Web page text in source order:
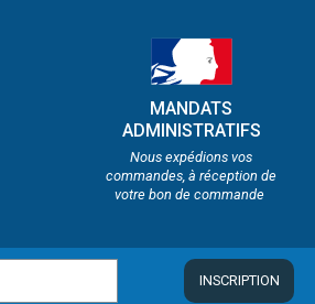
MANDATS
ADMINISTRATIFS
Nous expédions vos
commandes, à réception de
votre bon de commande
INSCRIPTION